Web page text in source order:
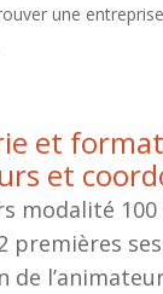
une
et
et
modalité 100
premières
de